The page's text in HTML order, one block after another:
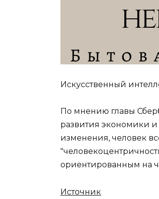
​Искусственный
По мнению главы
развития экономики и
изменения, человек
ориентированным на
Источник